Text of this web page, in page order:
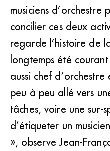
musiciens
concilier ces deux
regarde l’histoire de
longtemps été
aussi chef
peu à peu allé vers
tâches, voire une sur-
d’étiqueter un
», observe Jean-